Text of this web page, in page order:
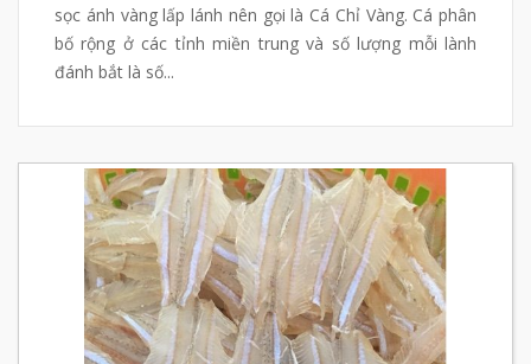
sọc ánh vàng lấp lánh nên gọi là Cá Chỉ Vàng. Cá phân
bố rộng ở các tỉnh miền trung và số lượng mỗi lành
đánh bắt là số...